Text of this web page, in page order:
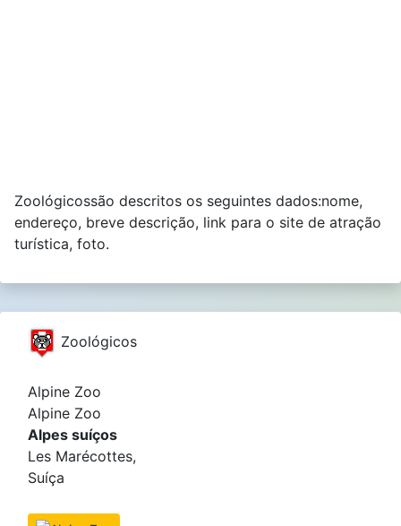
Zoológicossão descritos os seguintes dados:nome,
endereço, breve descrição, link para o site de atração
turística, foto.
Zoológicos
Alpine Zoo
Alpine Zoo
Alpes suíços
Les Marécottes,
Suíça